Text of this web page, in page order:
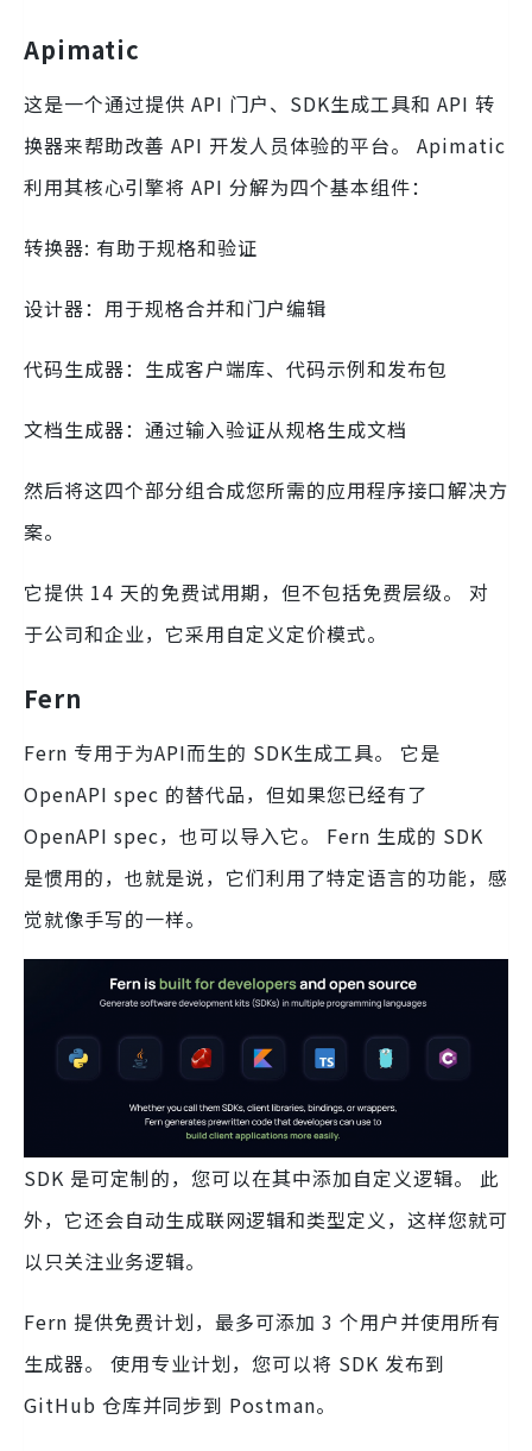
Apimatic
这是一个通过提供 API 门户、SDK生成工具和 API 转
换器来帮助改善 API 开发人员体验的平台。 Apimatic
利用其核心引擎将 API 分解为四个基本组件：
转换器: 有助于规格和验证
设计器：用于规格合并和门户编辑
代码生成器：生成客户端库、代码示例和发布包
文档生成器：通过输入验证从规格生成文档
然后将这四个部分组合成您所需的应用程序接口解决方
案。
它提供 14 天的免费试用期，但不包括免费层级。 对
于公司和企业，它采用自定义定价模式。
Fern
Fern 专用于为API而生的 SDK生成工具。 它是
OpenAPI spec 的替代品，但如果您已经有了
OpenAPI spec，也可以导入它。 Fern 生成的 SDK
是惯用的，也就是说，它们利用了特定语言的功能，感
觉就像手写的一样。
SDK 是可定制的，您可以在其中添加自定义逻辑。 此
外，它还会自动生成联网逻辑和类型定义，这样您就可
以只关注业务逻辑。
Fern 提供免费计划，最多可添加 3 个用户并使用所有
生成器。 使用专业计划，您可以将 SDK 发布到
GitHub 仓库并同步到 Postman。